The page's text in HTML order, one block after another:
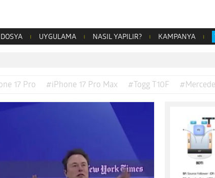
DOSYA UYGULAMA NASIL YAPILIR? KAMPANYA
17 Pro #iPhone 17 Pro Max #Togg T10F